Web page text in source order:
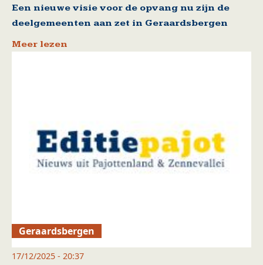
Een nieuwe visie voor de opvang nu zijn de
deelgemeenten aan zet in Geraardsbergen
Meer lezen
Geraardsbergen
17/12/2025 - 20:37